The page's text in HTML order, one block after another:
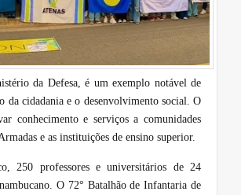
da Defesa, é um exemplo notável de
cidadania e o desenvolvimento social. O
conhecimento e serviços a comunidades
e as instituições de ensino superior.
250 professores e universitários de 24
O 72° Batalhão de Infantaria de